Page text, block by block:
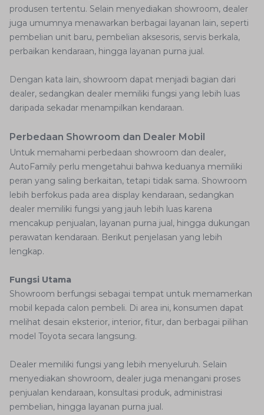
produsen tertentu. Selain menyediakan showroom, dealer
juga umumnya menawarkan berbagai layanan lain, seperti
pembelian unit baru, pembelian aksesoris, servis berkala,
perbaikan kendaraan, hingga layanan purna jual.
Dengan kata lain, showroom dapat menjadi bagian dari
dealer, sedangkan dealer memiliki fungsi yang lebih luas
daripada sekadar menampilkan kendaraan.
Perbedaan Showroom dan Dealer Mobil
Untuk memahami perbedaan showroom dan dealer,
AutoFamily perlu mengetahui bahwa keduanya memiliki
peran yang saling berkaitan, tetapi tidak sama. Showroom
lebih berfokus pada area display kendaraan, sedangkan
dealer memiliki fungsi yang jauh lebih luas karena
mencakup penjualan, layanan purna jual, hingga dukungan
perawatan kendaraan. Berikut penjelasan yang lebih
lengkap.
Fungsi Utama
Showroom berfungsi sebagai tempat untuk memamerkan
mobil kepada calon pembeli. Di area ini, konsumen dapat
melihat desain eksterior, interior, fitur, dan berbagai pilihan
model Toyota secara langsung.
Dealer memiliki fungsi yang lebih menyeluruh. Selain
menyediakan showroom, dealer juga menangani proses
penjualan kendaraan, konsultasi produk, administrasi
pembelian, hingga layanan purna jual.